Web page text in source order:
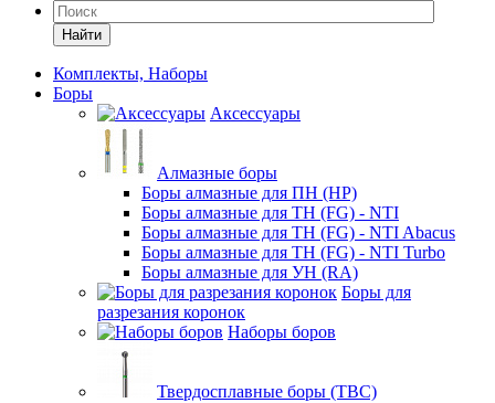
Найти
Комплекты, Наборы
Боры
Аксессуары
Алмазные боры
Боры алмазные для ПН (HP)
Боры алмазные для ТН (FG) - NTI
Боры алмазные для ТН (FG) - NTI Abacus
Боры алмазные для ТН (FG) - NTI Turbo
Боры алмазные для УН (RA)
Боры для
разрезания коронок
Наборы боров
Твердосплавные боры (ТВС)